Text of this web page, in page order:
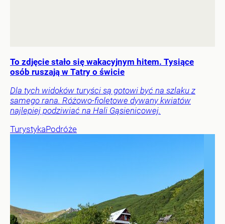
To zdjęcie stało się wakacyjnym hitem. Tysiące
osób ruszają w Tatry o świcie
Dla tych widoków turyści są gotowi być na szlaku z
samego rana. Różowo-fioletowe dywany kwiatów
najlepiej podziwiać na Hali Gąsienicowej.
TurystykaPodróże